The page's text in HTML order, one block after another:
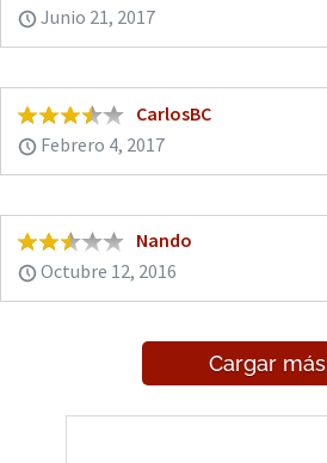
Junio 21, 2017
CarlosBC
Febrero 4, 2017
Nando
Octubre 12, 2016
Cargar más